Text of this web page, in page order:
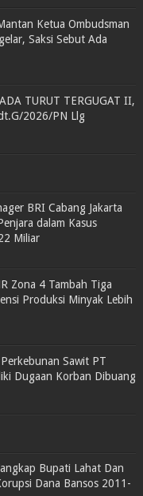
Ketua Ombudsman
Saksi Sebut Ada
TURUT TERGUGAT II,
2026/PN Llg
BRI Cabang Jakarta
dalam Kasus
Miliar
Zona 4 Tambah Tiga
Produksi Minyak Lebih
Sawit PT
Dugaan Korban Dibuang
Bupati Lahat Dan
Dana Bansos 2011-